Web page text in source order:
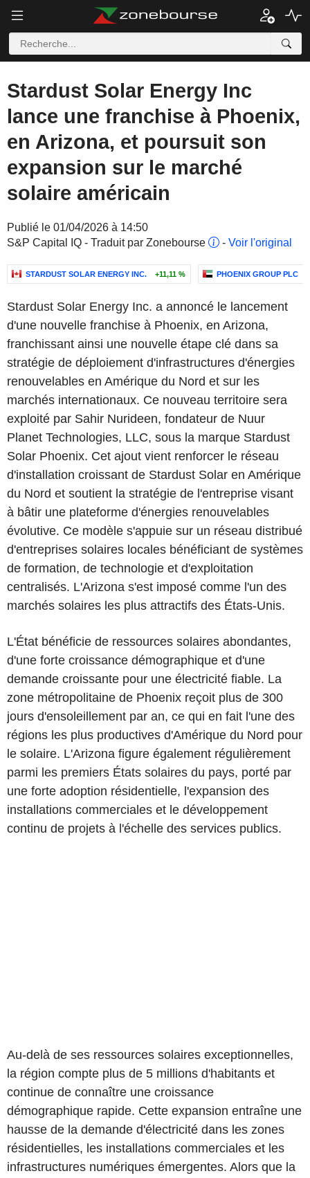
Stardust Solar Energy Inc
lance une franchise à Phoenix,
en Arizona, et poursuit son
expansion sur le marché
solaire américain
Publié le 01/04/2026 à 14:50
S&P Capital IQ - Traduit par Zonebourse
- Voir l'original
STARDUST SOLAR ENERGY INC. +11,11 % PHOENIX GROUP PLC
Stardust Solar Energy Inc. a annoncé le lancement
d'une nouvelle franchise à Phoenix, en Arizona,
franchissant ainsi une nouvelle étape clé dans sa
stratégie de déploiement d'infrastructures d'énergies
renouvelables en Amérique du Nord et sur les
marchés internationaux. Ce nouveau territoire sera
exploité par Sahir Nurideen, fondateur de Nuur
Planet Technologies, LLC, sous la marque Stardust
Solar Phoenix. Cet ajout vient renforcer le réseau
d'installation croissant de Stardust Solar en Amérique
du Nord et soutient la stratégie de l'entreprise visant
à bâtir une plateforme d'énergies renouvelables
évolutive. Ce modèle s'appuie sur un réseau distribué
d'entreprises solaires locales bénéficiant de systèmes
de formation, de technologie et d'exploitation
centralisés. L'Arizona s'est imposé comme l'un des
marchés solaires les plus attractifs des États-Unis.
L'État bénéficie de ressources solaires abondantes,
d'une forte croissance démographique et d'une
demande croissante pour une électricité fiable. La
zone métropolitaine de Phoenix reçoit plus de 300
jours d'ensoleillement par an, ce qui en fait l'une des
régions les plus productives d'Amérique du Nord pour
le solaire. L'Arizona figure également régulièrement
parmi les premiers États solaires du pays, porté par
une forte adoption résidentielle, l'expansion des
installations commerciales et le développement
continu de projets à l'échelle des services publics.
Au-delà de ses ressources solaires exceptionnelles,
la région compte plus de 5 millions d'habitants et
continue de connaître une croissance
démographique rapide. Cette expansion entraîne une
hausse de la demande d'électricité dans les zones
résidentielles, les installations commerciales et les
infrastructures numériques émergentes. Alors que la